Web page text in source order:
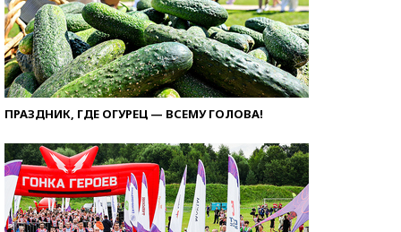
ПРАЗДНИК, ГДЕ ОГУРЕЦ — ВСЕМУ ГОЛОВА!